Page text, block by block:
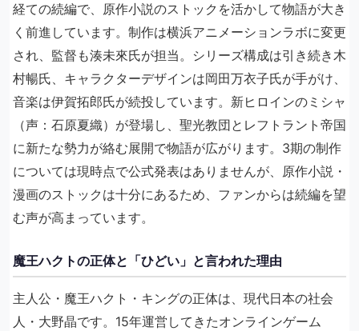
経ての続編で、原作小説のストックを活かして物語が大き
く前進しています。制作は横浜アニメーションラボに変更
され、監督も湊未來氏が担当。シリーズ構成は引き続き木
村暢氏、キャラクターデザインは岡田万衣子氏が手がけ、
音楽は伊賀拓郎氏が続投しています。新ヒロインのミシャ
（声：石原夏織）が登場し、聖光教団とレフトラント帝国
に新たな勢力が絡む展開で物語が広がります。3期の制作
については現時点で公式発表はありませんが、原作小説・
漫画のストックは十分にあるため、ファンからは続編を望
む声が高まっています。
魔王ハクトの正体と「ひどい」と言われた理由
主人公・魔王ハクト・キングの正体は、現代日本の社会
人・大野晶です。15年運営してきたオンラインゲーム